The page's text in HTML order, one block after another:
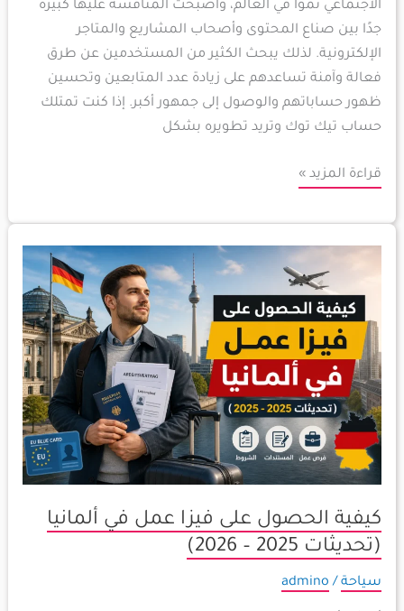
الاجتماعي نموًا في العالم، وأصبحت المنافسة عليها كبيرة
جدًا بين صناع المحتوى وأصحاب المشاريع والمتاجر
الإلكترونية. لذلك يبحث الكثير من المستخدمين عن طرق
فعالة وآمنة تساعدهم على زيادة عدد المتابعين وتحسين
ظهور حساباتهم والوصول إلى جمهور أكبر. إذا كنت تمتلك
حساب تيك توك وتريد تطويره بشكل
قراءة المزيد »
كيفية الحصول على فيزا عمل في ألمانيا
(تحديثات 2025 – 2026)
سياحة /
admino
كيفية
فيزا
عمل
في
ألمانيا
(تحديثات
2025